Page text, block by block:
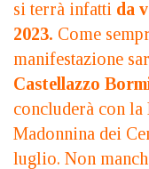
si terrà infatti da
2023. Come
manifestazione
Castellazzo
concluderà con la
Madonnina dei
luglio. Non